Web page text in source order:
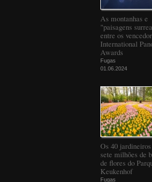
As montanhas e
"paisagens
entre os
International
Awards
Fugas
01.06.2024
Os 40 jardineiros
sete milhões de
de flores do
Keukenhof
Fugas